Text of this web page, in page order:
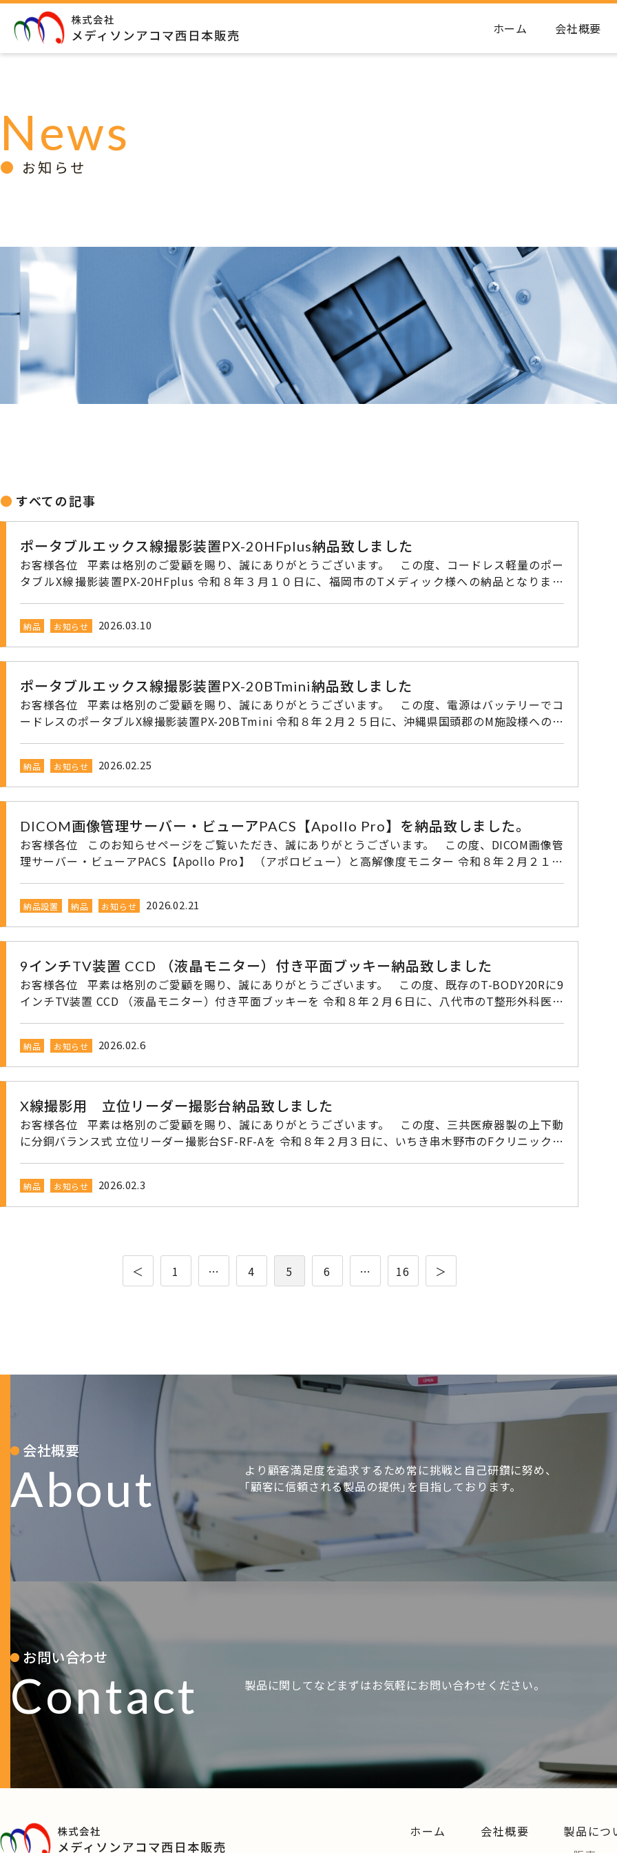
ホーム 会社概要
News
お知らせ
すべての記事
ポータブルエックス線撮影装置PX-20HFplus納品致しました
お客様各位 平素は格別のご愛顧を賜り、誠にありがとうございます。 この度、コードレス軽量のポー
タブルX線撮影装置PX-20HFplus 令和８年３月１０日に、福岡市のTメディック様への納品となりまし
ご不明な点がございましたら、お問い合わせ下さい。 その他弊社対象商品 〇ポータブルX線撮影装置支
持機 PS６ 〇ポータブルX線撮影装置支持機 PS-１６i お問い合わせ先 ▼▼お電話、FAXでのご相談・
お問合せはこちら▼▼ TEL：092-621-0221 FAX：092-621-0225 受付時間 9：00～17：30 ▼▼E-
mailでのご相談・お問合せはこちら▼▼ 入力フォームへ「ここ」をクリック 開いたページの下へ移動
し必要事項を入力し 「ご入力の確認」ボタンへと進み送信されてください。
納品 お知らせ 2026.03.10
ポータブルエックス線撮影装置PX-20BTmini納品致しました
お客様各位 平素は格別のご愛顧を賜り、誠にありがとうございます。 この度、電源はバッテリーでコ
ードレスのポータブルX線撮影装置PX-20BTmini 令和８年２月２５日に、沖縄県国頭郡のM施設様への納
ポータブルX線撮影装置でご不明な点がございましたら、お問い合わせ下さい。 その他弊社対象商品 〇
ポータブルX線撮影装置支持機 PS６ 〇ポータブルX線撮影装置支持機 PS-１６i お問い合わせ先 ▼▼
お電話、FAXでのご相談・お問合せはこちら▼▼ TEL：092-621-0221 FAX：092-621-0225 受付時間
9：00～17：30 ▼▼E-mailでのご相談・お問合せはこちら▼▼ 入力フォームへ「ここ」をクリック
開いたページの下へ移動し必要事項を入力し 「ご入力の確認」ボタンへと進み送信されてください。
納品 お知らせ 2026.02.25
DICOM画像管理サーバー・ビューアPACS【Apollo Pro】を納品致しました。
お客様各位 このお知らせページをご覧いただき、誠にありがとうございます。 この度、DICOM画像管
理サーバー・ビューアPACS【Apollo Pro】 （アポロビュー）と高解像度モニター 令和８年２月２１日
れぞれ特徴がございます、お問い合わせは下記まで お問い合わせ先 ▼▼お電話、FAXでのご相談・お問
合せはこちら▼▼ TEL：092-621-0221 FAX：092-621-0225 受付時間 9：00～17：30 ▼▼E-mailで
のご相談・お問合せはこちら▼▼ 入力フォームへ「ここ」をクリック 開いたページの下へ移動し必要
事項を入力し 「ご入力の確認」ボタンへと進み送信されてください。
納品設置 納品 お知らせ 2026.02.21
9インチTV装置 CCD （液晶モニター）付き平面ブッキー納品致しました
お客様各位 平素は格別のご愛顧を賜り、誠にありがとうございます。 この度、既存のT-BODY20Rに9
インチTV装置 CCD （液晶モニター）付き平面ブッキーを 令和８年２月６日に、八代市のT整形外科医院
FAXでのご相談・お問合せはこちら▼▼ TEL：092-621-0221 FAX：092-621-0225 受付時間 9：00～
17：30 ▼▼E-mailでのご相談・お問合せはこちら▼▼ 入力フォームへ「ここ」をクリック 開いたペ
ージの下へ移動し必要事項を入力し 「ご入力の確認」ボタンへと進み送信されてください。
納品 お知らせ 2026.02.6
X線撮影用 立位リーダー撮影台納品致しました
お客様各位 平素は格別のご愛顧を賜り、誠にありがとうございます。 この度、三共医療器製の上下動
に分銅バランス式 立位リーダー撮影台SF-RF-Aを 令和８年２月３日に、いちき串木野市のFクリニック様
Ｔ-BODY ３２R お問い合わせ先 ▼▼お電話、FAXでのご相談・お問合せはこちら▼▼ TEL：092-621-
0221 FAX：092-621-0225 受付時間 9：00～17：30 ▼▼E-mailでのご相談・お問合せはこちら▼▼
納品 お知らせ 2026.02.3
＜ 1 … 4 5 6 … 16 ＞
会社概要
About
より顧客満足度を追求するため常に挑戦と自己研鑽に努め、
｢顧客に信頼される製品の提供｣を目指しております。
お問い合わせ
Contact 製品に関してなどまずはお気軽にお問い合わせください。
ホーム 会社概要 製品につ